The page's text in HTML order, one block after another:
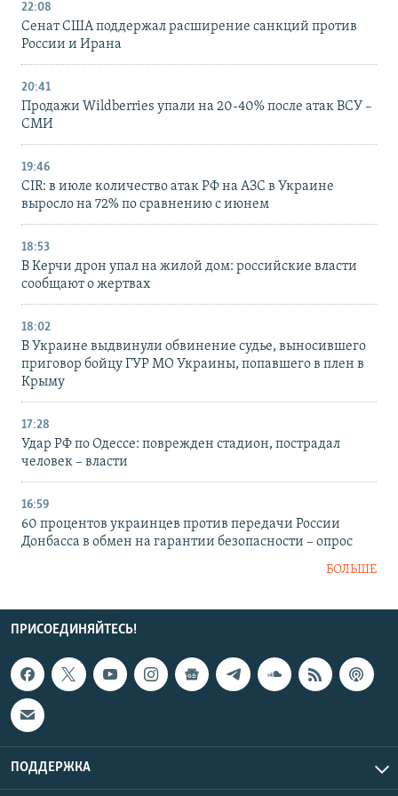
22:08
Сенат США поддержал расширение санкций против
России и Ирана
20:41
Продажи Wildberries упали на 20-40% после атак ВСУ –
СМИ
19:46
CIR: в июле количество атак РФ на АЗС в Украине
выросло на 72% по сравнению с июнем
18:53
В Керчи дрон упал на жилой дом: российские власти
сообщают о жертвах
18:02
В Украине выдвинули обвинение судье, выносившего
приговор бойцу ГУР МО Украины, попавшего в плен в
Крыму
17:28
Удар РФ по Одессе: поврежден стадион, пострадал
человек – власти
16:59
60 процентов украинцев против передачи России
Донбасса в обмен на гарантии безопасности – опрос
БОЛЬШЕ
ПРИСОЕДИНЯЙТЕСЬ!
ПОДДЕРЖКА